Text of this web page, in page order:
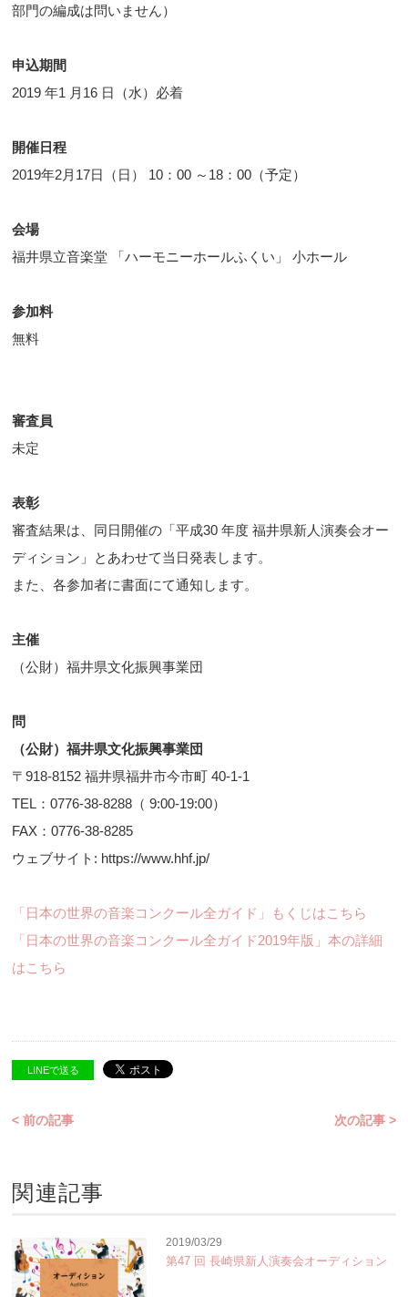
部門の編成は問いません）
申込期間
2019 年1 月16 日（水）必着
開催日程
2019年2月17日（日） 10：00 ～18：00（予定）
会場
福井県立音楽堂 「ハーモニーホールふくい」 小ホール
参加料
無料
審査員
未定
表彰
審査結果は、同日開催の「平成30 年度 福井県新人演奏会オー
ディション」とあわせて当日発表します。
また、各参加者に書面にて通知します。
主催
（公財）福井県文化振興事業団
問
（公財）福井県文化振興事業団
〒918-8152 福井県福井市今市町 40-1-1
TEL：0776-38-8288（ 9:00-19:00）
FAX：0776-38-8285
ウェブサイト: https://www.hhf.jp/
「日本の世界の音楽コンクール全ガイド」もくじはこちら
「日本の世界の音楽コンクール全ガイド2019年版」本の詳細
はこちら
LINEで送る
< 前の記事 次の記事 >
関連記事
2019/03/29
第47 回 長崎県新人演奏会オーディション